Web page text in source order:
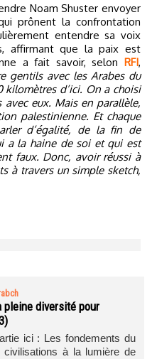
Noam Shuster envoyer
prônent la confrontation
entendre sa voix
affirmant que la paix est
a fait savoir, selon RFI,
gentils avec les Arabes du
d’ici. On a choisi
eux. Mais en parallèle,
palestinienne. Et chaque
d’égalité, de la fin de
a la haine de soi et qui est
faux. Donc, avoir réussi à
à travers un simple sketch,
pleine diversité pour
ici : Les fondements du
civilisations à la lumière de